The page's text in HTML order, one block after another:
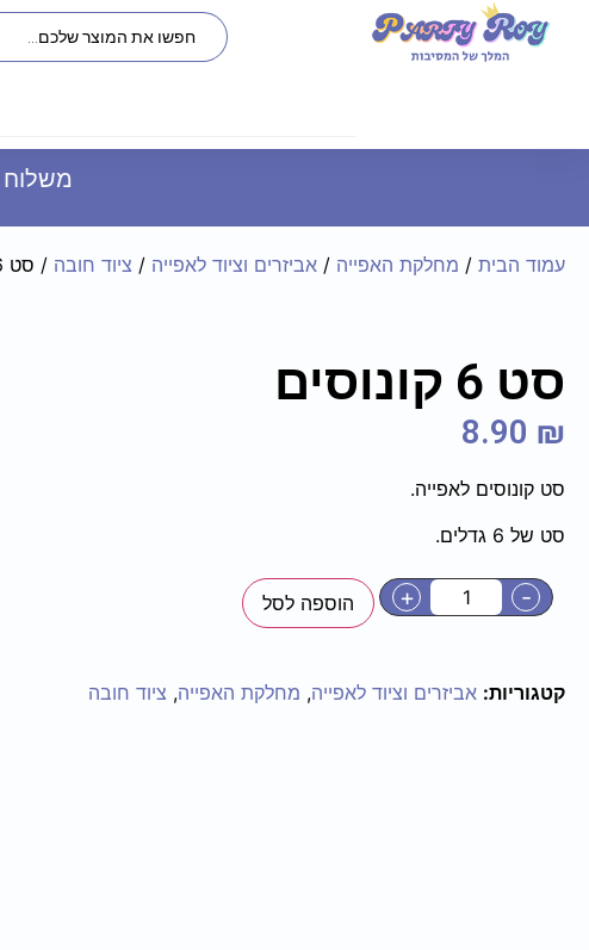
משלוח ב-
עמוד הבית / מחלקת האפייה / אביזרים וציוד לאפייה / ציוד חובה / סט 6 קונוסים
סט 6 קונוסים
8.90 ₪
סט קונוסים לאפייה.
סט של 6 גדלים.
-
+ הוספה לסל
קטגוריות: אביזרים וציוד לאפייה, מחלקת האפייה, ציוד חובה